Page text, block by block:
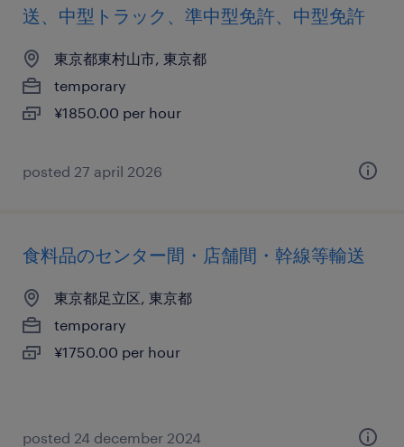
送、中型トラック、準中型免許、中型免許
東京都東村山市, 東京都
temporary
¥1850.00 per hour
posted 27 april 2026
食料品のセンター間・店舗間・幹線等輸送
東京都足立区, 東京都
temporary
¥1750.00 per hour
posted 24 december 2024